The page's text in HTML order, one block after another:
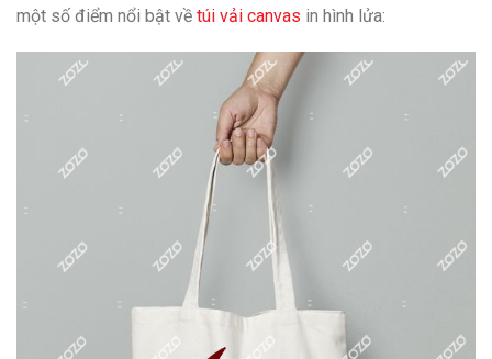
một số điểm nổi bật về túi vải canvas in hình lửa: